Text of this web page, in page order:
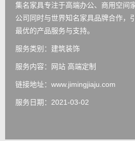
集名家具专注于高端办公、商用空间
公司同时与世界知名家具品牌合作，
最优的产品服务与支持。
服务类别：建筑装饰
服务内容： 网站 高端定制
链接地址： www.jimingjiaju.com
服务日期：2021-03-02